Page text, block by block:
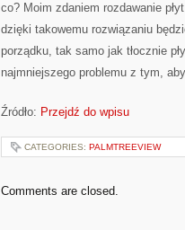
co? Moim zdaniem rozdawanie
dzięki takowemu rozwiązaniu
porządku, tak samo jak tłocznie
najmniejszego problemu z tym,
Źródło: Przejdź do wpisu
CATEGORIES: PALMTREEVIEW
Comments are closed.